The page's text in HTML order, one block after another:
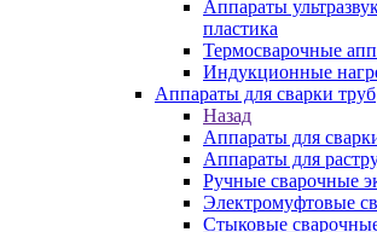
Аппараты
пластика
Термосварочные
Индукционные
Аппараты для сварки труб
Назад
Аппараты для
Аппараты для
Ручные сварочные
Электромуфтовые
Стыковые